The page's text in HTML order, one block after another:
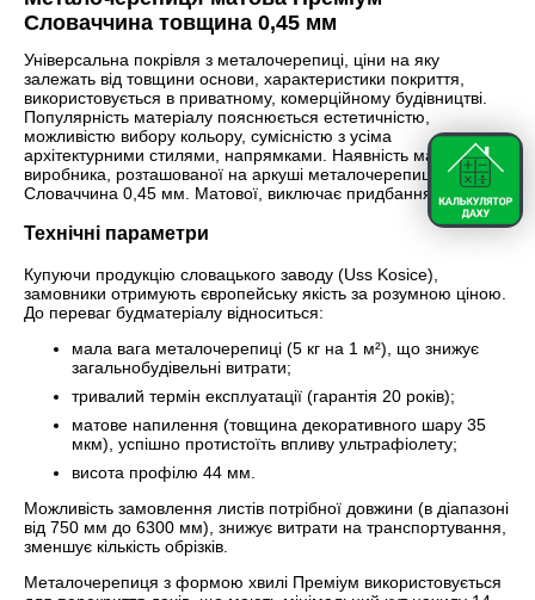
Словаччина товщина 0,45 мм
Універсальна покрівля з металочерепиці, ціни на яку
залежать від товщини основи, характеристики покриття,
використовується в приватному, комерційному будівництві.
Популярність матеріалу пояснюється естетичністю,
можливістю вибору кольору, сумісністю з усіма
архітектурними стилями, напрямками. Наявність маркування
виробника, розташованої на аркуші металочерепиці Преміум
Словаччина 0,45 мм. Матової, виключає придбання підробки.
Технічні параметри
Купуючи продукцію словацького заводу (Uss Kosice),
замовники отримують європейську якість за розумною ціною.
До переваг будматеріалу відноситься:
мала вага металочерепиці (5 кг на 1 м²), що знижує
загальнобудівельні витрати;
тривалий термін експлуатації (гарантія 20 років);
матове напилення (товщина декоративного шару 35
мкм), успішно протистоїть впливу ультрафіолету;
висота профілю 44 мм.
Можливість замовлення листів потрібної довжини (в діапазоні
від 750 мм до 6300 мм), знижує витрати на транспортування,
зменшує кількість обрізків.
Металочерепиця з формою хвилі Преміум використовується